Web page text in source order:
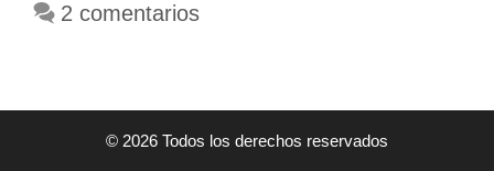
2 comentarios
© 2026 Todos los derechos reservados